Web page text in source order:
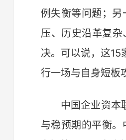
例失衡等问题；
压、历史沿革复
决。可以说，这15
行一场与自身短板
中国企业资本联
与稳预期的平衡